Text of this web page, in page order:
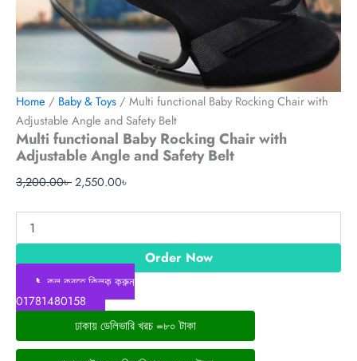
Home / Baby & Toys / Multi functional Baby Rocking Chair with
Adjustable Angle and Safety Belt
Multi functional Baby Rocking Chair with
Adjustable Angle and Safety Belt
3,200.00৳2,550.00৳
Order Now
📞কল করতে ক্লিক করুন
01781480158
ঢাকায় ডেলিভারি খরচ =৮০ টাকা